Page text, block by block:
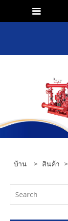
บ้าน > สินค้า